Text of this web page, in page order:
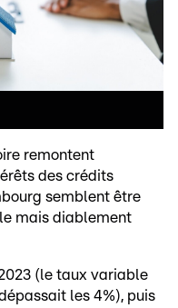
remontent
des crédits
semblent être
mais diablement
(le taux variable
les 4%), puis